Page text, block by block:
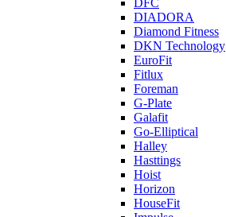
DFC
DIADORA
Diamond Fitness
DKN Technology
EuroFit
Fitlux
Foreman
G-Plate
Galafit
Go-Elliptical
Halley
Hasttings
Hoist
Horizon
HouseFit